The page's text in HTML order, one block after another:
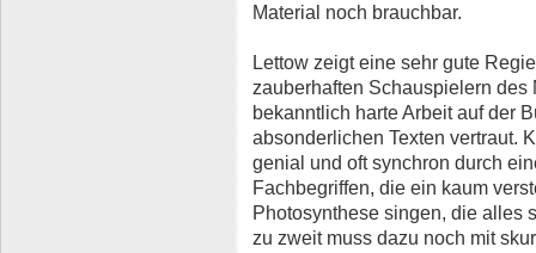
Material noch brauchbar.
Lettow zeigt eine sehr gute
zauberhaften Schauspielern des
bekanntlich harte Arbeit auf der
absonderlichen Texten vertraut.
genial und oft synchron durch
Fachbegriffen, die ein kaum
Photosynthese singen, die alles
zu zweit muss dazu noch mit